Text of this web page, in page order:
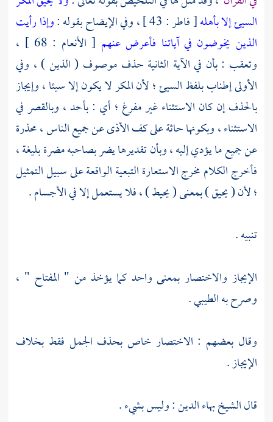
السيئ إلا بأهله[ فاطر : 43 ] ، وفي الإيضاح بقوله :
وإذا رأيت
الذين يخوضون في آياتنا فأعرض عنهم
[ الأنعام : 68 ] ،
وتعقب : بأن في الآية الثانية حذف موصوف ( الذين ) ، وفي
الأولى إطناب بلفظ السيئ ؛ لأن المكر لا يكون إلا سيئا ، وإيجاز
بالحذف إن كان الاستثناء غير مفرغ ؛ أي : بأحد ، وبالقصر في
الاستثناء ، وبكونها حاثة على كف الأذى عن جميع الناس ، محذرة
عن جميع ما يؤدي إليه ، وبأن تقديرها يضر بصاحبه مضرة بليغة ،
فأخرج الكلام مخرج الاستعارة التبعية الواقعة على سبيل التمثيل
؛ لأن ( يحيق ) بمعنى ( يحيط ) ، فلا يستعمل إلا في الأجسام .
تنبيه .
الإيجاز والاختصار بمعنى واحد كما يؤخذ من " المفتاح " ،
وصرح بهالطيبي.
وقال بعضهم : الاختصار خاص بحذف الجمل فقط بخلاف
الإيجاز .
قال الشيخبهاء الدين: وليس بشيء .